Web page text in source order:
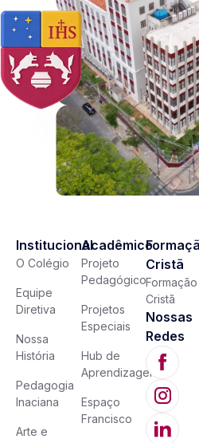
Institucional
O Colégio
Equipe
Diretiva
Nossa
História
Pedagogia
Inaciana
Arte e
Acadêmico
Projeto
Pedagógico
Projetos
Especiais
Hub de
Aprendizagem
Espaço
Francisco
Cristã
Formação
Cristã
Nossas
Redes